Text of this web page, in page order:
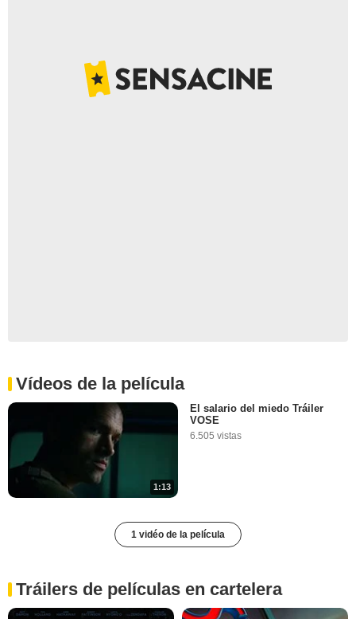
Vídeos de la película
1:13
El salario del miedo Tráiler
VOSE
6.505 vistas
1 vidéo de la película
Tráilers de películas en cartelera